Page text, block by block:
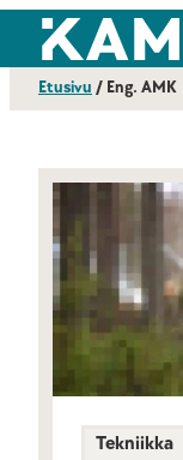
Siirry
suoraan
sisältöön
Kajaanin ammattikorkeakoulu
Etusivu / Eng. AMK
Tekniikka